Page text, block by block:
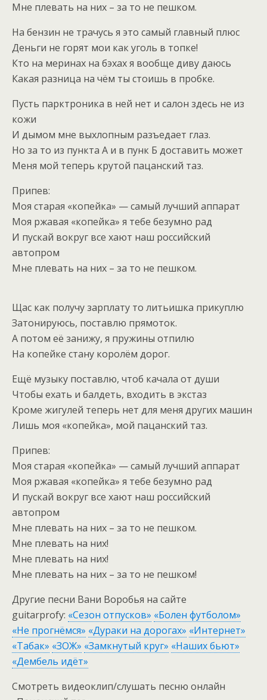
Мне плевать на них – за то не пешком.
На бензин не трачусь я это самый главный плюс
Деньги не горят мои как уголь в топке!
Кто на меринах на бэхах я вообще диву даюсь
Какая разница на чём ты стоишь в пробке.
Пусть парктроника в ней нет и салон здесь не из
кожи
И дымом мне выхлопным разъедает глаз.
Но за то из пункта А и в пунк Б доставить может
Меня мой теперь крутой пацанский таз.
Припев:
Моя старая «копейка» — самый лучший аппарат
Моя ржавая «копейка» я тебе безумно рад
И пускай вокруг все хают наш российский
автопром
Мне плевать на них – за то не пешком.
Щас как получу зарплату то литьишка прикуплю
Затонируюсь, поставлю прямоток.
А потом её занижу, я пружины отпилю
На копейке стану королём дорог.
Ещё музыку поставлю, чтоб качала от души
Чтобы ехать и балдеть, входить в экстаз
Кроме жигулей теперь нет для меня других машин
Лишь моя «копейка», мой пацанский таз.
Припев:
Моя старая «копейка» — самый лучший аппарат
Моя ржавая «копейка» я тебе безумно рад
И пускай вокруг все хают наш российский
автопром
Мне плевать на них – за то не пешком.
Мне плевать на них!
Мне плевать на них!
Мне плевать на них – за то не пешком!
Другие песни Вани Воробья на сайте
guitarprofy: «Сезон отпусков» «Болен футболом»
«Не прогнёмся» «Дураки на дорогах» «Интернет»
«Табак» «ЗОЖ» «Замкнутый круг» «Наших бьют»
«Дембель идёт»
Смотреть видеоклип/слушать песню онлайн